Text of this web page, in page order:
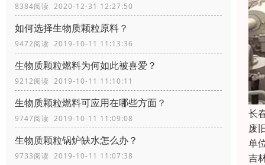
8384阅读 2020-12-31 12:27:50
如何选择生物质颗粒原料？
9472阅读 2019-10-11 11:13:36
生物质颗粒燃料为何如此被喜爱？
9212阅读 2019-10-11 11:10:11
生物质颗粒燃料可应用在哪些方面？
9747阅读 2019-10-11 11:09:08
生物质颗粒锅炉缺水怎么办？
9733阅读 2019-10-11 11:07:38
长
废
单
吉